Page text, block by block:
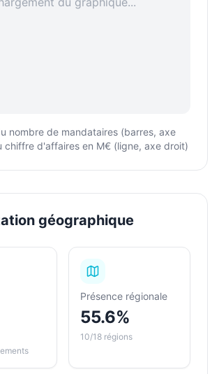
nombre de mandataires (barres, axe
chiffre d'affaires en M€ (ligne, axe droit)
géographique
Présence régionale
55.6%
10/18 régions